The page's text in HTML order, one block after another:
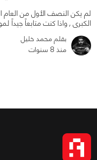
لم يكن النصف الأول من العام
الكبرى , واذا كنت متابعاً جيداً
بقلم محمد خليل
منذ 8 سنوات